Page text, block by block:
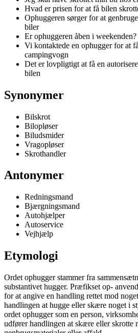
Hvad er prisen for at få bilen
Ophuggeren sørger for at
biler
Er ophuggeren åben i weekenden?
Vi kontaktede en ophugger for at
campingvogn
Det er lovpligtigt at få en
bilen
Synonymer
Bilskrot
Bilopløser
Biludsmider
Vragopløser
Skrothandler
Antonymer
Redningsmand
Bjærgningsmand
Autohjælper
Autoservice
Vejhjælp
Etymologi
Ordet ophugger stammer fra
substantivet hugger. Præfikset op-
for at angive en handling rettet mod
handlingen at hugge eller skære noget i
ordet ophugger som en person,
udfører handlingen at skære eller skrotte